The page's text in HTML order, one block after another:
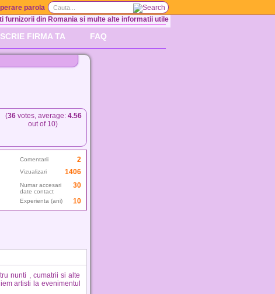
parola
furnizorii din Romania si multe alte informatii utile
FIRMA TA FAQ
(36 votes, average: 4.56
out of 10)
Comentarii 2
Vizualizari 1406
Numar accesari
date contact
30
Experienta (ani) 10
nunti , cumatrii si alte
artisti la evenimentul